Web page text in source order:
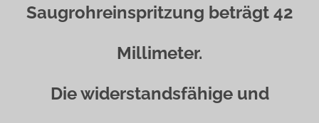
Saugrohreinspritzung beträgt 42
Millimeter.
Die widerstandsfähige und